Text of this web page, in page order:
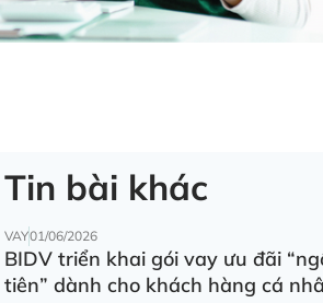
Tin bài khác
VAY01/06/2026
BIDV triển khai gói vay ưu đãi
tiên” dành cho khách hàng cá